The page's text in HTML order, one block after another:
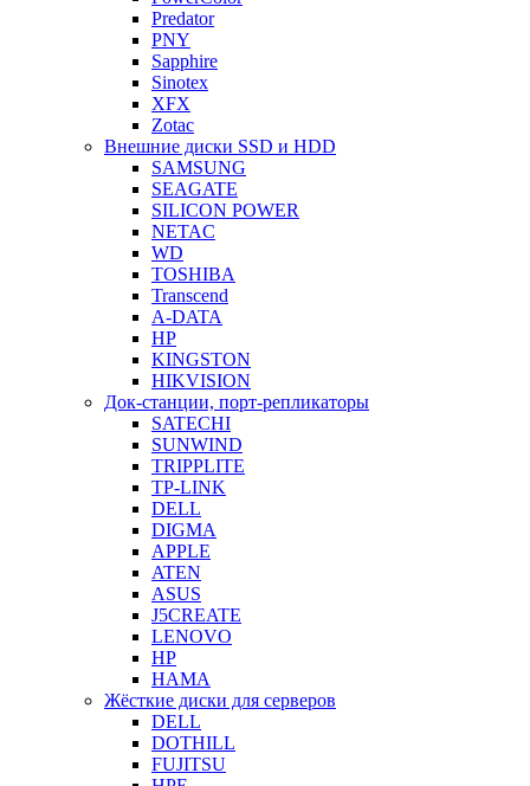
Predator
PNY
Sapphire
Sinotex
XFX
Zotac
Внешние диски SSD и HDD
SAMSUNG
SEAGATE
SILICON POWER
NETAC
WD
TOSHIBA
Transcend
A-DATA
HP
KINGSTON
HIKVISION
Док-станции, порт-репликаторы
SATECHI
SUNWIND
TRIPPLITE
TP-LINK
DELL
DIGMA
APPLE
ATEN
ASUS
J5CREATE
LENOVO
HP
HAMA
Жёсткие диски для серверов
DELL
DOTHILL
FUJITSU